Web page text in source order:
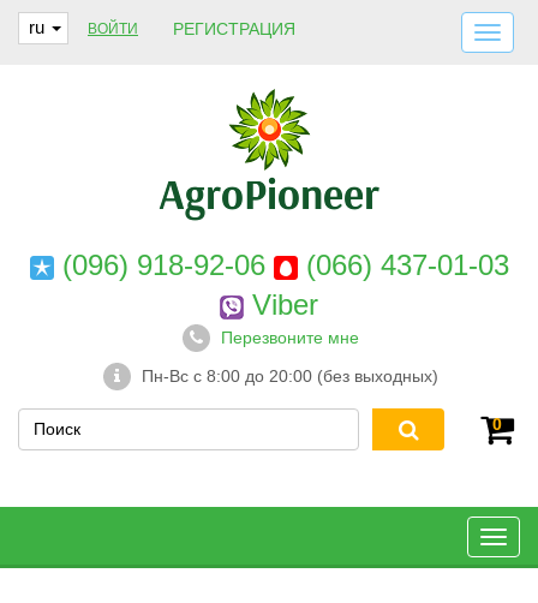
ru ВОЙТИ РЕГИСТРАЦИЯ
ДОСТАВКА И ОПЛАТА
О НАС
ГАРАНТИИ
КОНТАКТЫ
(096) 918-92-06
(066) 437-01-03
Viber
Перезвоните мне
Пн-Вс с 8:00 до 20:00 (без выходных)
0